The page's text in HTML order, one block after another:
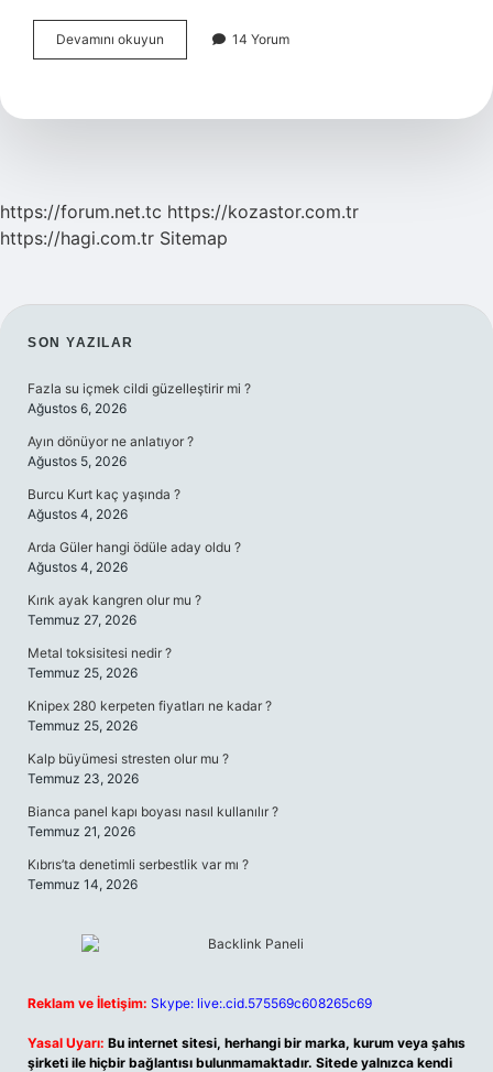
Devamını okuyun
Pide
Ait
14 Yorum
https://forum.net.tc https://kozastor.com.tr
https://hagi.com.tr Sitemap
SIDEBAR
SON YAZILAR
Fazla su içmek cildi güzelleştirir mi ?
Ağustos 6, 2026
Ayın dönüyor ne anlatıyor ?
Ağustos 5, 2026
Burcu Kurt kaç yaşında ?
Ağustos 4, 2026
Arda Güler hangi ödüle aday oldu ?
Ağustos 4, 2026
Kırık ayak kangren olur mu ?
Temmuz 27, 2026
Metal toksisitesi nedir ?
Temmuz 25, 2026
Knipex 280 kerpeten fiyatları ne kadar ?
Temmuz 25, 2026
Kalp büyümesi stresten olur mu ?
Temmuz 23, 2026
Bianca panel kapı boyası nasıl kullanılır ?
Temmuz 21, 2026
Kıbrıs’ta denetimli serbestlik var mı ?
Temmuz 14, 2026
Reklam ve İletişim: Skype: live:.cid.575569c608265c69
Yasal Uyarı: Bu internet sitesi, herhangi bir marka, kurum veya şahıs
şirketi ile hiçbir bağlantısı bulunmamaktadır. Sitede yalnızca kendi